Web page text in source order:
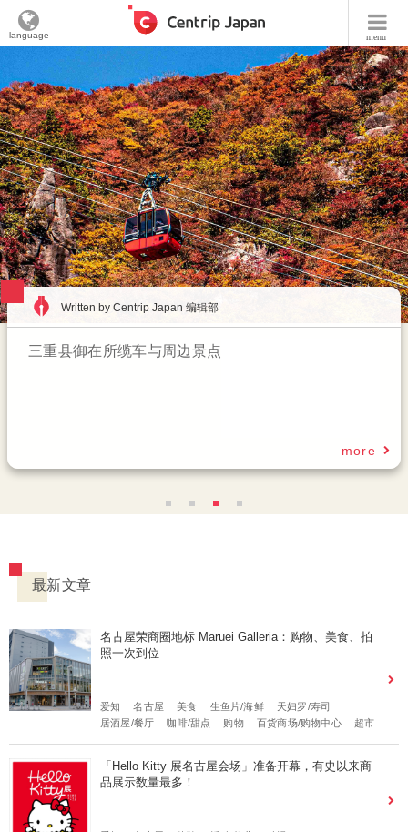
menu
language
Written by Centrip Japan 编辑部
三重县御在所缆车与周边景点
最新文章
名古屋荣商圈地标 Maruei Galleria：购物、美食、拍
照一次到位
爱知 名古屋 美食 生鱼片/海鲜
天妇罗/寿司
居酒屋/餐厅
咖啡/甜点 购物 百货商场/购物中心 超市
「Hello Kitty 展名古屋会场」准备开幕，有史以来商
品展示数量最多！